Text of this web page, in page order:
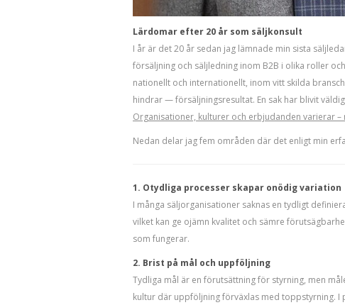
Lärdomar efter 20 år som säljkonsult
I år är det 20 år sedan jag lämnade min sista
försäljning och säljledning inom B2B i olika roller
nationellt och internationellt, inom vitt skilda
hindrar — försäljningsresultat. En sak har blivit
Organisationer, kulturer och erbjudanden varierar
Nedan delar jag fem områden där det enligt min
1. Otydliga processer skapar onödig variation
I många säljorganisationer saknas en tydligt
vilket kan ge ojämn kvalitet och sämre
som fungerar.
2. Brist på mål och uppföljning
Tydliga mål är en förutsättning för styrning, men
kultur där uppföljning förväxlas med toppstyrning.